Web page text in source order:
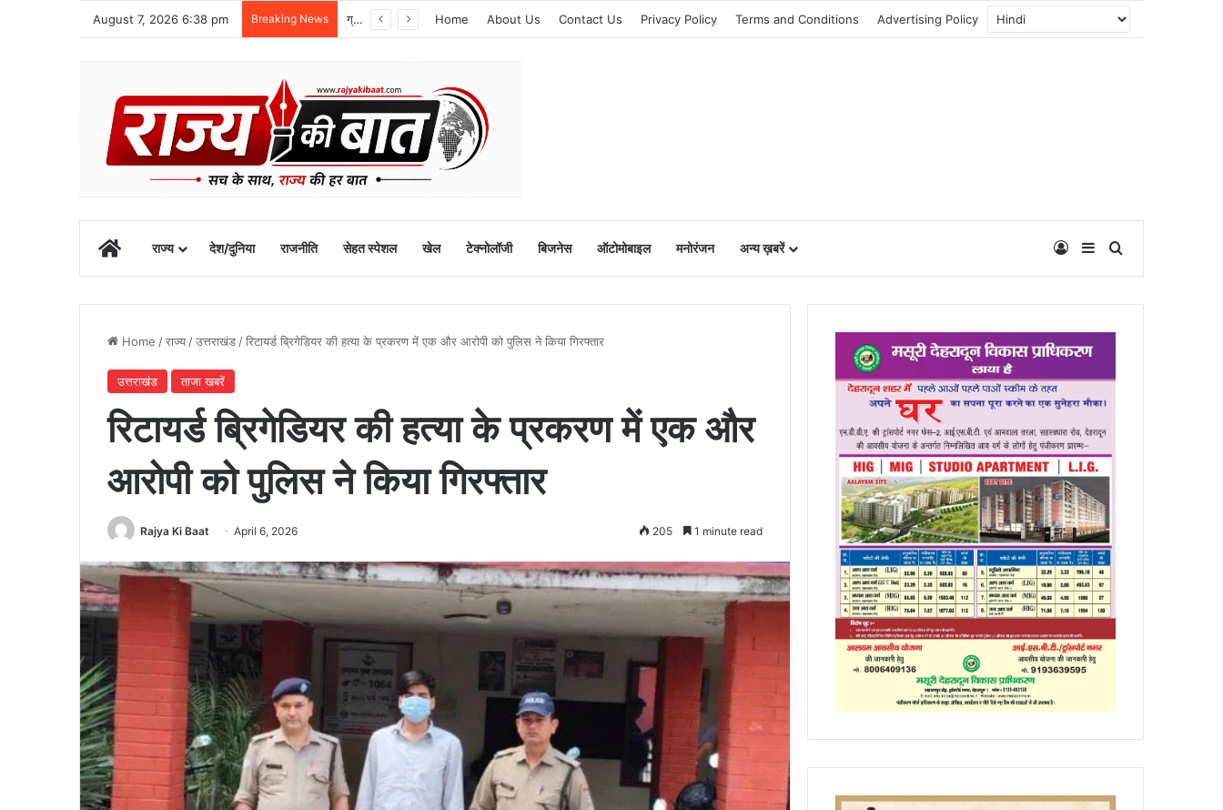
August 7, 2026 6:38 pm Breaking News 10 अगस्त तक उत्तराखंड में भारी बारिश का अलर्ट, रुद्रप्रयाग में स्कूल बंद Home About Us Contact Us Privacy Policy Terms and Conditions Advertising Policy
Homeराज्य देश/दुनिया राजनीति सेहत स्पेशल खेल टेक्नोलॉजी बिजनेस ऑटोमोबाइल मनोरंजन अन्य ख़बरें Log InSidebar
Home /राज्य /उत्तराखंड /रिटायर्ड ब्रिगेडियर की हत्या के प्रकरण में एक और आरोपी को पुलिस ने किया गिरफ्तार
उत्तराखंड ताजा खबरें
रिटायर्ड ब्रिगेडियर की हत्या के प्रकरण में एक और
आरोपी को पुलिस ने किया गिरफ्तार
Rajya Ki Baat April 6, 2026 205 1 minute read